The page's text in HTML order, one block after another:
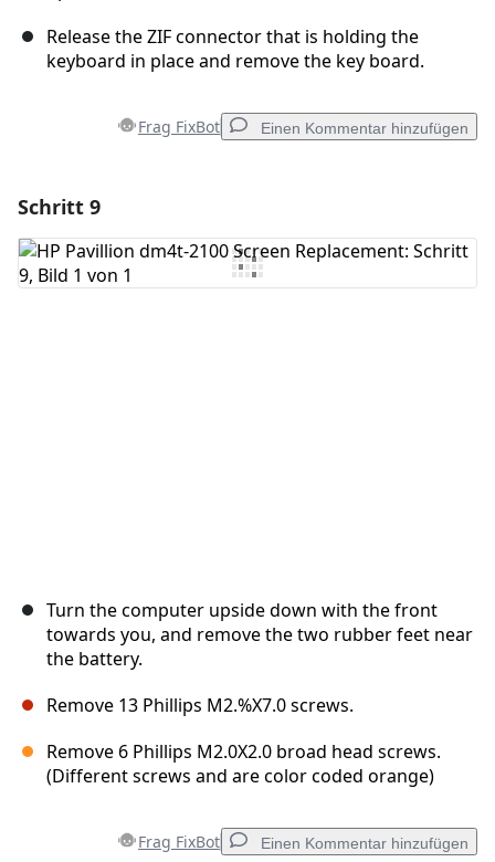
Release the ZIF connector that is holding the
keyboard in place and remove the key board.
Frag FixBot Einen Kommentar hinzufügen
Kommentar hinzufügen
Schritt 9
Turn the computer upside down with the front
towards you, and remove the two rubber feet near
the battery.
Remove 13 Phillips M2.%X7.0 screws.
Remove 6 Phillips M2.0X2.0 broad head screws.
(Different screws and are color coded orange)
Frag FixBot Einen Kommentar hinzufügen